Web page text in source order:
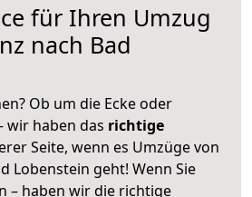
für Ihren Umzug
nach Bad
Ob um die Ecke oder
wir haben das richtige
Seite, wenn es Umzüge von
Lobenstein geht! Wenn Sie
– haben wir die richtige